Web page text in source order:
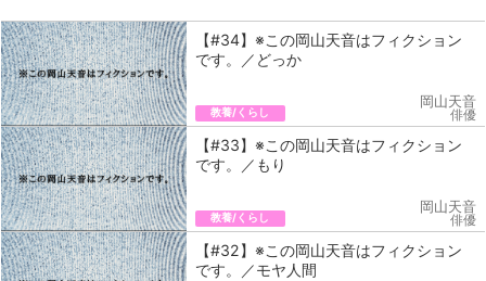
【#34】※この岡山天音はフィクション
です。／どっか
教養/くらし
岡山天音
俳優
【#33】※この岡山天音はフィクション
です。／もり
教養/くらし
岡山天音
俳優
【#32】※この岡山天音はフィクション
です。／モヤ人間